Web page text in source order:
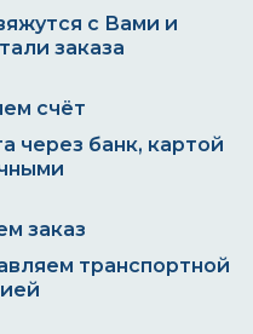
с Вами и
заказа
через банк, картой
транспортной